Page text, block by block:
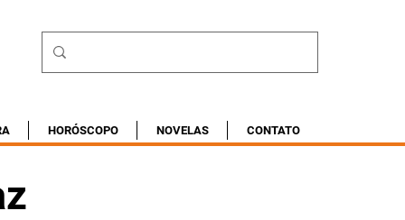
HORÓSCOPO NOVELAS CONTATO